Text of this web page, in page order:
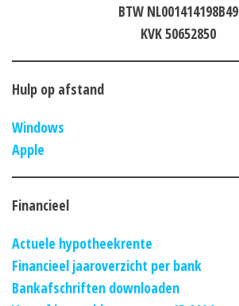
BTW NL001414198B49
KVK 50652850
Hulp op afstand
Windows
Apple
Financieel
Actuele hypotheekrente
Financieel jaaroverzicht per bank
Bankafschriften downloaden